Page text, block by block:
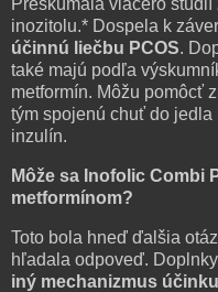
Preskúmala viacero
inozitolu.* Dospela k
účinnú liečbu PCOS.
také majú podľa
metformín. Môžu pomôcť
tým spojenú chuť do
inzulín.
Môže sa Inofolic Combi
metformínom?
Toto bola hneď ďalšia
hľadala odpoveď.
iný mechanizmus